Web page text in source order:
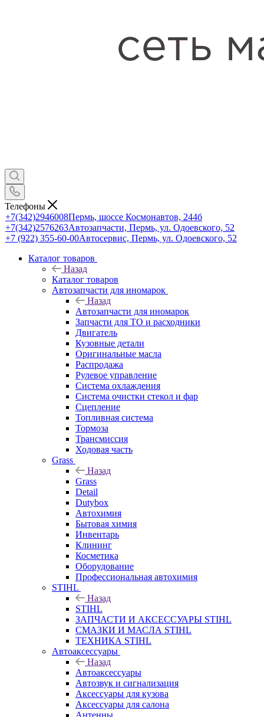
Телефоны
+7(342)2946008Пермь, шоссе Космонавтов, 244б
+7(342)2576263Автозапчасти, Пермь, ул. Одоевского, 52
+7 (922) 355-60-00Автосервис, Пермь, ул. Одоевского, 52
Каталог товаров
Назад
Каталог товаров
Автозапчасти для иномарок
Назад
Автозапчасти для иномарок
Запчасти для ТО и расходники
Двигатель
Кузовные детали
Оригинальные масла
Распродажа
Рулевое управление
Система охлаждения
Система очистки стекол и фар
Сцепление
Топливная система
Тормоза
Трансмиссия
Ходовая часть
Grass
Назад
Grass
Detail
Dutybox
Автохимия
Бытовая химия
Инвентарь
Клининг
Косметика
Оборудование
Профессиональная автохимия
STIHL
Назад
STIHL
ЗАПЧАСТИ И АКСЕССУАРЫ STIHL
СМАЗКИ И МАСЛА STIHL
ТЕХНИКА STIHL
Автоаксессуары
Назад
Автоаксессуары
Автозвук и сигнализация
Аксессуары для кузова
Аксессуары для салона
Антенны